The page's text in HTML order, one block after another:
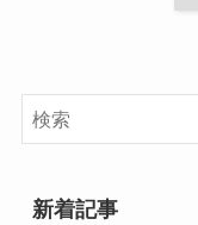
新着記事